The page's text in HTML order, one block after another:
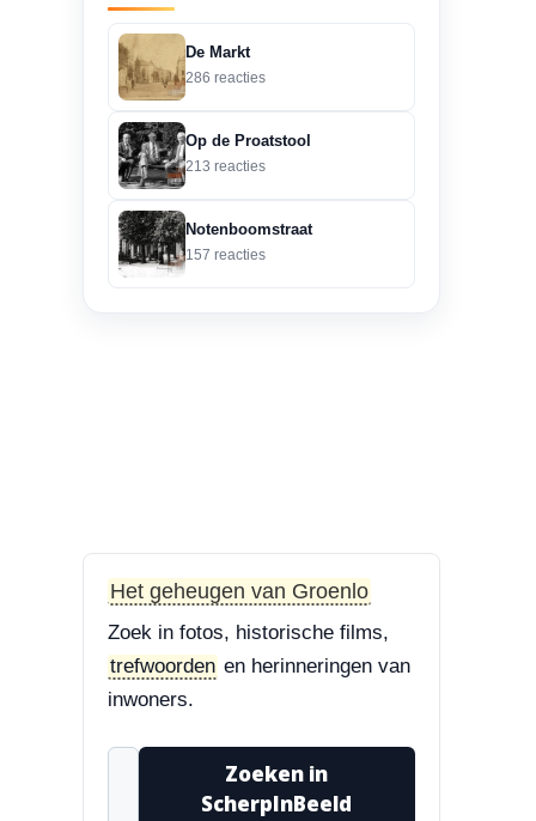
3-8-2026
Hoek Matthijs van Dulkenstraat
en Bisschop Philip
Roveniusstraat
“Beste redactie, dit klopt
niet. Dit deel van de
landbouwscho...”
3-8-2026
Hoek Matthijs van Dulkenstraat
prachtige boom....”
3-8-2026
Treurbeuk op de Halve Maan
“Treurbeuk op het
ravelijn Styrum. Pracht
boom!”
De Markt
286 reacties
Op de Proatstool
213 reacties
Notenboomstraat
157 reacties
Het geheugen van Groenlo
Zoek in fotos, historische films,
trefwoorden en herinneringen van
inwoners.
Zoeken in
ScherpInBeeld